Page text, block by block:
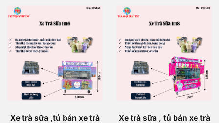
Xe trà sữa ,tủ bán xe trà
Xe trà sữa , tủ bán xe trà